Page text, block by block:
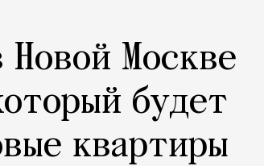
Москве
будет
квартиры